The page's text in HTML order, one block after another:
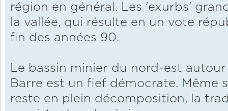
région en général. Les 'exurbs'
la vallée, qui résulte en un vote
fin des années 90.
Le bassin minier du nord-est
Barre est un fief démocrate. Même
reste en plein décomposition, la